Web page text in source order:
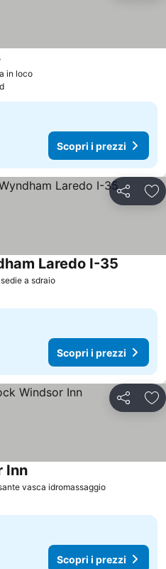
in loco
Scopri i prezzi
Condividi
a sdraio
Laredo I-35
Scopri i prezzi
Condividi
vasca idromassaggio
Inn
Scopri i prezzi